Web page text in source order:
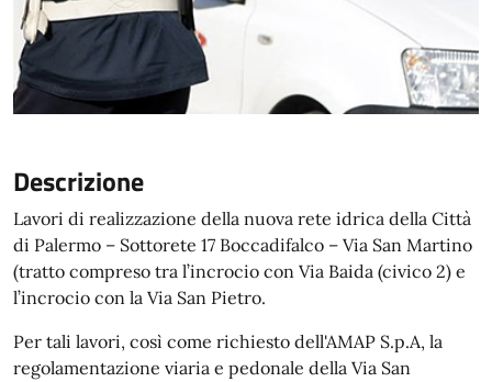
Descrizione
Lavori di realizzazione della nuova rete idrica della Città
di Palermo – Sottorete 17 Boccadifalco – Via San Martino
(tratto compreso tra l’incrocio con Via Baida (civico 2) e
l’incrocio con la Via San Pietro.
Per tali lavori, così come richiesto dell'AMAP S.p.A, la
regolamentazione viaria e pedonale della Via San